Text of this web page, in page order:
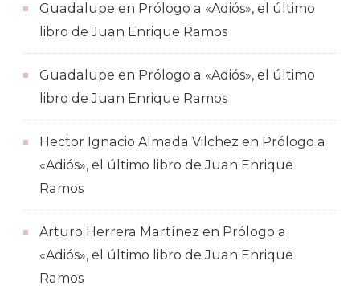
Guadalupe en Prólogo a «Adiós», el último
libro de Juan Enrique Ramos
Guadalupe en Prólogo a «Adiós», el último
libro de Juan Enrique Ramos
Hector Ignacio Almada Vilchez en Prólogo a
«Adiós», el último libro de Juan Enrique
Ramos
Arturo Herrera Martínez en Prólogo a
«Adiós», el último libro de Juan Enrique
Ramos